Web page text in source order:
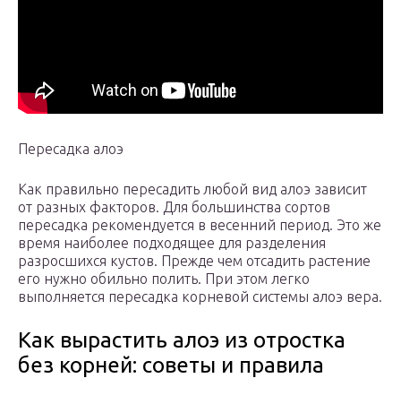
Пересадка алоэ
Как правильно пересадить любой вид алоэ зависит
от разных факторов. Для большинства сортов
пересадка рекомендуется в весенний период. Это же
время наиболее подходящее для разделения
разросшихся кустов. Прежде чем отсадить растение
его нужно обильно полить. При этом легко
выполняется пересадка корневой системы алоэ вера.
Как вырастить алоэ из отростка
без корней: советы и правила